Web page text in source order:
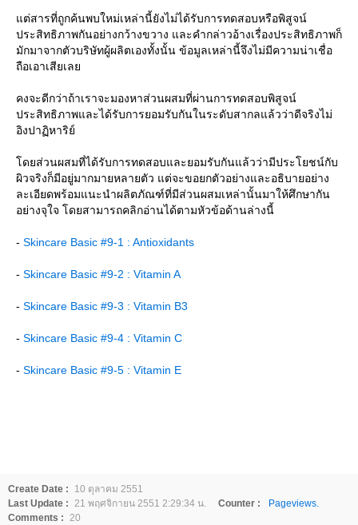
ต่สารที่ถูกค้นพบใหม่เหล่านี้ยังไม่ได้รับการทดสอบหรือพิสูจน์
ประสิทธิภาพกันอย่างกว้างขวาง และคำกล่าวอ้างเรื่องประสิทธิภาพก็
มักมาจากตัวบริษัทผู้ผลิตเองทั้งนั้น ข้อมูลเหล่านี้จึงไม่มีความน่าเชื่อ
ถือเอาเสียเล
คงจะดีกว่าถ้าเราจะมองหาส่วนผสมที่ผ่านการทดสอบพิสูจน์
ประสิทธิภาพและได้รับการยอมรับกันในระดับสากลแล้วว่าดีจริงไม่
อิงปาฏิหาริย์
ดยส่วนผสมที่ได้รับการทดสอบและยอมรับกันแล้วว่ามีประโยชน์กับ
ผิวจริงก็มีอยู่มากมายหลายตัว แต่จะขอยกตัวอย่างและอธิบายอย่าง
ละเอียดพร้อมแนะนำผลิตภัณฑ์ที่มีส่วนผสมเหล่านั้นมาให้ศึกษากัน
อย่างจุใจ โดยสามารถคลิกอ่านได้ตามหัวข้อด้านล่างนี้
- Skincare Basic #9-1 : Antioxidants
- Skincare Basic #9-2 : Vitamin A
- Skincare Basic #9-3 : Vitamin B3
- Skincare Basic #9-4 : Vitamin C
- Skincare Basic #9-5 : Vitamin E
Create Date :
10 ตุลาคม 2551
Last Update : 21 พฤศจิกายน 2551 2:29:34 น. Counter :
Pageviews.
Comments : 20